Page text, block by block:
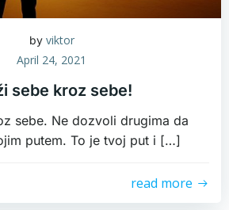
by viktor
April 24, 2021
sebe kroz sebe!
sebe. Ne dozvoli drugima da
putem. To je tvoj put i […]
read more